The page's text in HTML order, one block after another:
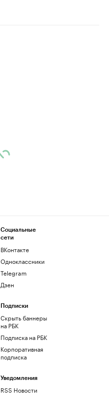
Социальные
сети
ВКонтакте
Одноклассники
Telegram
Дзен
Подписки
Скрыть баннеры
на РБК
Подписка на РБК
Корпоративная
подписка
Уведомления
RSS Новости